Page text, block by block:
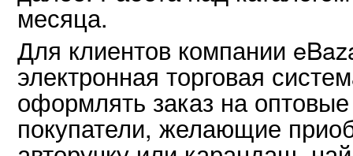
месяца.
Для клиентов компании
электронная торговая
оформлять заказ на
покупатели, желающие